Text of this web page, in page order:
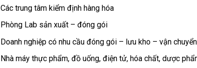
Các trung tâm kiểm định hàng hóa
Phòng Lab sản xuất – đóng gói
Doanh nghiệp có nhu cầu đóng gói – lưu kho – vận
Nhà máy thực phẩm, đồ uống, điện tử, hóa chất, dược